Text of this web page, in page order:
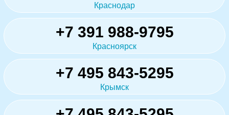
Краснодар
+7 391 988-9795
Красноярск
+7 495 843-5295
Крымск